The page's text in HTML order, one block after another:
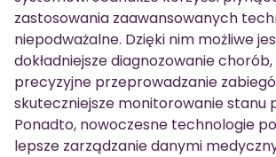
zastosowania zaawansowanych
niepodważalne. Dzięki nim możliwe
dokładniejsze diagnozowanie
precyzyjne przeprowadzanie
skuteczniejsze monitorowanie stanu
Ponadto, nowoczesne technologie
lepsze zarządzanie danymi